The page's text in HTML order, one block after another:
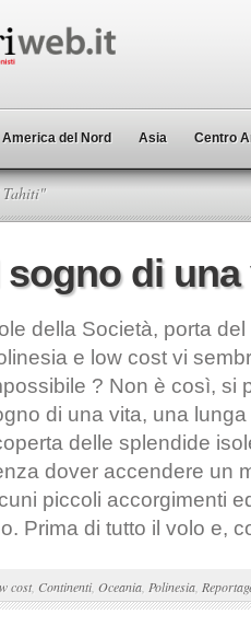
America del Nord Asia Centro
Tahiti"
di una
della Società, porta
e low cost vi
? Non è così, si
di una vita, una
delle splendide
dover accendere un
piccoli accorgimenti
Prima di tutto il volo e,
cost, Continenti, Oceania Polinesia